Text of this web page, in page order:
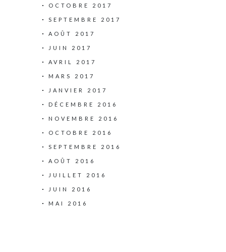
OCTOBRE 2017
SEPTEMBRE 2017
AOÛT 2017
JUIN 2017
AVRIL 2017
MARS 2017
JANVIER 2017
DÉCEMBRE 2016
NOVEMBRE 2016
OCTOBRE 2016
SEPTEMBRE 2016
AOÛT 2016
JUILLET 2016
JUIN 2016
MAI 2016